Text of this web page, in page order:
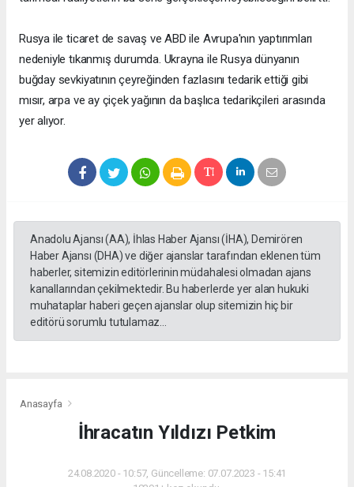
Rusya ile ticaret de savaş ve ABD ile Avrupa'nın yaptırımları
nedeniyle tıkanmış durumda. Ukrayna ile Rusya dünyanın
buğday sevkiyatının çeyreğinden fazlasını tedarik ettiği gibi
mısır, arpa ve ay çiçek yağının da başlıca tedarikçileri arasında
yer alıyor.
Anadolu Ajansı (AA), İhlas Haber Ajansı (İHA), Demirören
Haber Ajansı (DHA) ve diğer ajanslar tarafından eklenen tüm
haberler, sitemizin editörlerinin müdahalesi olmadan ajans
kanallarından çekilmektedir. Bu haberlerde yer alan hukuki
muhataplar haberi geçen ajanslar olup sitemizin hiç bir
editörü sorumlu tutulamaz...
Anasayfa
İhracatın Yıldızı Petkim
24.08.2020 - 10:57, Güncelleme: 07.07.2023 - 15:41